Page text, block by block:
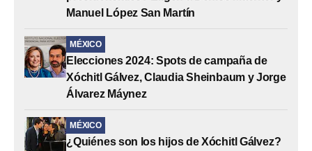
Manuel López San Martín
MÉXICO
Elecciones 2024: Spots de campaña de
Xóchitl Gálvez, Claudia Sheinbaum y Jorge
Álvarez Máynez
MÉXICO
¿Quiénes son los hijos de Xóchitl Gálvez?